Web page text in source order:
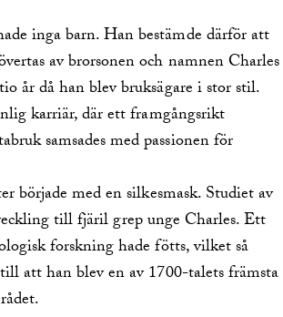
inga barn. Han bestämde därför att
av brorsonen och namnen Charles
år då han blev bruksägare i stor stil.
karriär, där ett framgångsrikt
samsades med passionen för
började med en silkesmask. Studiet av
till fjäril grep unge Charles. Ett
forskning hade fötts, vilket så
att han blev en av 1700-talets främsta